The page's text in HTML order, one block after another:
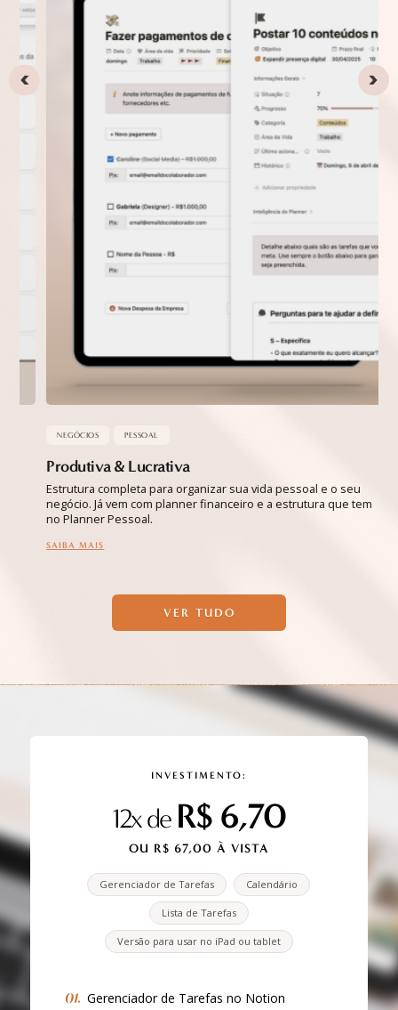
NEGÓCIOS PESSOAL
Produtiva & Lucrativa
Estrutura completa para organizar sua vida pessoal e o seu
negócio. Já vem com planner financeiro e a estrutura que tem
no Planner Pessoal.
SAIBA MAIS
VER TUDO
INVESTIMENTO:
12x de R$ 6,70
OU R$ 67,00 À VISTA
Gerenciador de Tarefas Calendário
Lista de Tarefas
Versão para usar no iPad ou tablet
01. Gerenciador de Tarefas no Notion